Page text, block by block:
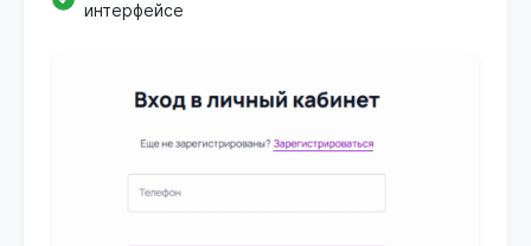
интерфейсе